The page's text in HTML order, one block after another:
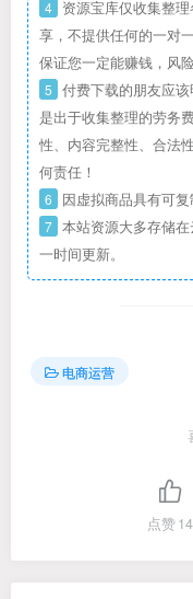
4 资源宝库仅收集整
享，不提供任何的一对
保证您一定能赚钱，风
5 付费下载的朋友应
是出于收集整理的劳务
性、内容完整性、合法
何责任！
6 因虚拟商品具有可复
7 本站资源大多存储
一时间更新。
电商运营
点赞14